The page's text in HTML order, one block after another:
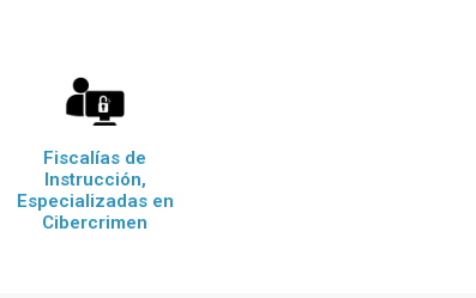
Fiscalías de
Instrucción,
Especializadas en
Cibercrimen